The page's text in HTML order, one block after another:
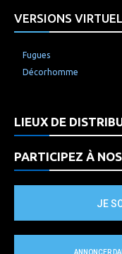
VERSIONS
Fugues
Décorhomme
LIEUX DE
PARTICIPEZ À
JE
ANNONCER